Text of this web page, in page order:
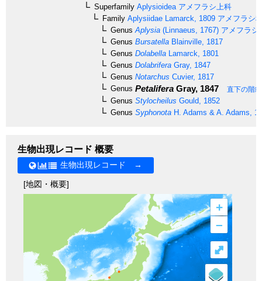
Superfamily Aplysioidea アメフラシ上科
Family Aplysiidae Lamarck, 1809 アメフラシ
Genus Aplysia (Linnaeus, 1767) アメフラシ
Genus Bursatella Blainville, 1817
Genus Dolabella Lamarck, 1801
Genus Dolabrifera Gray, 1847
Genus Notarchus Cuvier, 1817
Genus Petalifera Gray, 1847 直下の階
Genus Stylocheilus Gould, 1852
Genus Syphonota H. Adams & A. Adams,
生物出現レコード 概要
生物出現レコード →
[地図・概要]
+
–
⤢